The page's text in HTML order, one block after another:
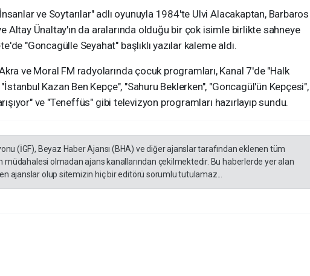
ve Soytarılar" adlı oyunuyla 1984'te Ulvi Alacakaptan, Barbaros
Altay Ünaltay'ın da aralarında olduğu bir çok isimle birlikte sahneye
"Goncagülle Seyahat" başlıklı yazılar kaleme aldı.
ve Moral FM radyolarında çocuk programları, Kanal 7'de "Halk
Kazan Ben Kepçe", "Sahuru Beklerken", "Goncagül'ün Kepçesi",
ve "Teneffüs" gibi televizyon programları hazırlayıp sundu.
(İGF), Beyaz Haber Ajansı (BHA) ve diğer ajanslar tarafından eklenen tüm
müdahalesi olmadan ajans kanallarından çekilmektedir. Bu haberlerde yer alan
ajanslar olup sitemizin hiç bir editörü sorumlu tutulamaz...